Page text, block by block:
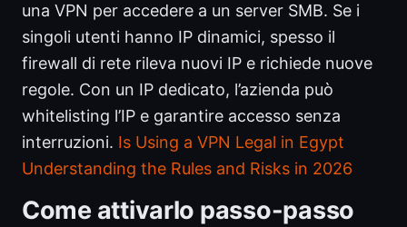
una VPN per accedere a un server SMB. Se i
singoli utenti hanno IP dinamici, spesso il
firewall di rete rileva nuovi IP e richiede nuove
regole. Con un IP dedicato, l’azienda può
whitelisting l’IP e garantire accesso senza
interruzioni. Is Using a VPN Legal in Egypt
Understanding the Rules and Risks in 2026
Come attivarlo passo-passo